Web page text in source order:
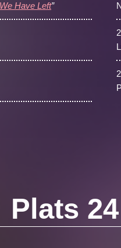
Have Left”
Plats